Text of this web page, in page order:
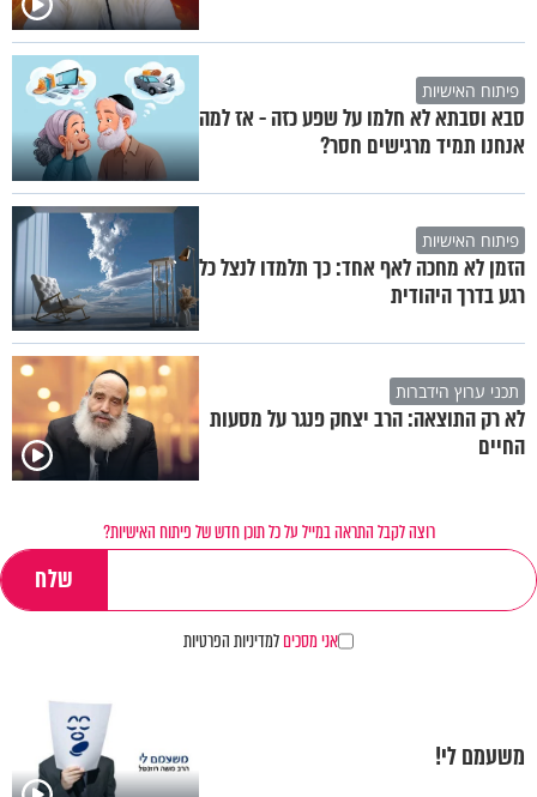
פיתוח האישיות
סבא וסבתא לא חלמו על שפע כזה - אז למה
אנחנו תמיד מרגישים חסר?
פיתוח האישיות
הזמן לא מחכה לאף אחד: כך תלמדו לנצל כל
רגע בדרך היהודית
תכני ערוץ הידברות
לא רק התוצאה: הרב יצחק פנגר על מסעות
החיים
רוצה לקבל התראה במייל על כל תוכן חדש של פיתוח האישיות?
אני מסכיםלמדיניות הפרטיות
משעמם לי!